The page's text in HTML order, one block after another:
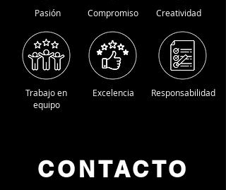
Pasión Creatividad
Compromiso
Trabajo en
equipo
Responsabilidad
Excelencia
CONTACTO